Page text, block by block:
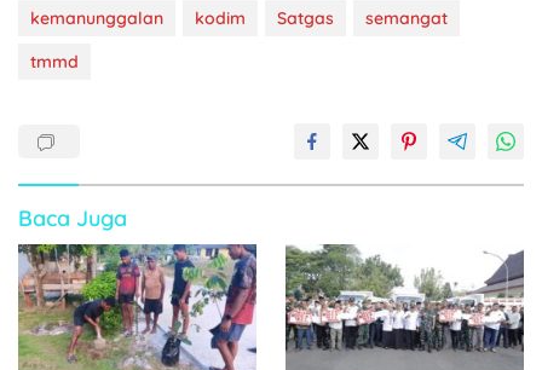
kemanunggalan kodim Satgas
semangat
tmmd
Baca Juga